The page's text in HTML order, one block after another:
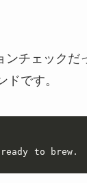
ンチェックだ
ドです。
to brew.